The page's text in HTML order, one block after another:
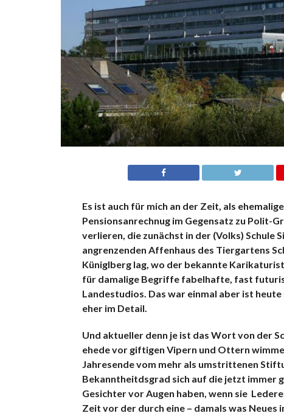
Es ist auch für mich an der Zeit, als
Pensionsanrechnug im Gegensatz zu Polit-
verlieren, die zunächst in der (Volks) Schule
angrenzenden Affenhaus des Tiergartens
Küniglberg lag, wo der bekannte
für damalige Begriffe fabelhafte, fast
Landestudios. Das war einmal aber ist
eher im Detail.
Und aktueller denn je ist das Wort von der
ehede vor giftigen Vipern und Ottern
Jahresende vom mehr als umstrittenen
Bekanntheitdsgrad sich auf die jetzt immer
Gesichter vor Augen haben, wenn sie
Zeit vor der durch eine – damals was